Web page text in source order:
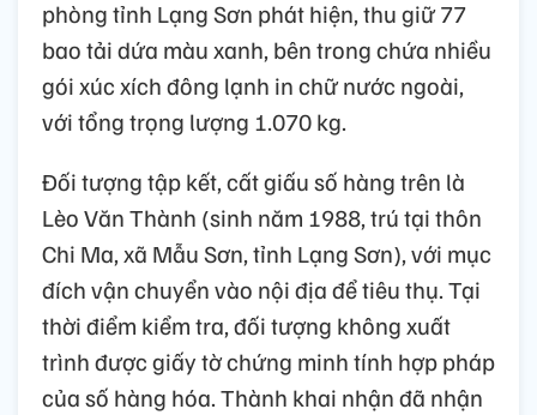
phòng tỉnh Lạng Sơn phát hiện, thu giữ 77
bao tải dứa màu xanh, bên trong chứa nhiều
gói xúc xích đông lạnh in chữ nước ngoài,
với tổng trọng lượng 1.070 kg.
Đối tượng tập kết, cất giấu số hàng trên là
Lèo Văn Thành (sinh năm 1988, trú tại thôn
Chi Ma, xã Mẫu Sơn, tỉnh Lạng Sơn), với mục
đích vận chuyển vào nội địa để tiêu thụ. Tại
thời điểm kiểm tra, đối tượng không xuất
trình được giấy tờ chứng minh tính hợp pháp
của số hàng hóa. Thành khai nhận đã nhận